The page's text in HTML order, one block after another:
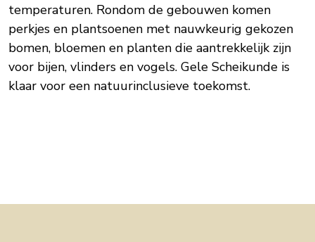
temperaturen. Rondom de gebouwen komen
perkjes en plantsoenen met nauwkeurig gekozen
bomen, bloemen en planten die aantrekkelijk zijn
voor bijen, vlinders en vogels. Gele Scheikunde is
klaar voor een natuurinclusieve toekomst.